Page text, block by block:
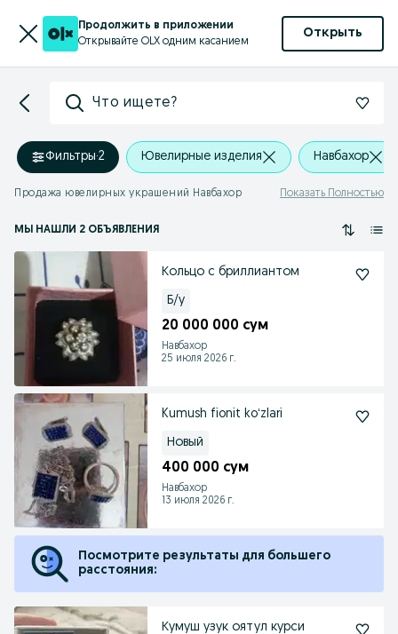
Продолжить в приложении
Открывайте OLX одним касанием
Открыть
Что ищете?
Фильтры·2 Ювелирные изделия Навбахор
Продажа ювелирных украшений Навбахор Показать Полностью
МЫ НАШЛИ 2 ОБЪЯВЛЕНИЯ
Кольцо с бриллиантом
Б/у
20 000 000 сум
Навбахор
25 июля 2026 г.
Kumush fionit koʻzlari
Новый
400 000 сум
Навбахор
13 июля 2026 г.
Посмотрите результаты для большего
расстояния:
Кумуш узук оятул курси